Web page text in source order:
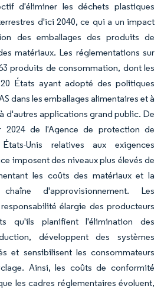
d'éliminer les déchets plastiques
d'ici 2040, ce qui a un impact
des emballages des produits de
matériaux. Les réglementations sur
produits de consommation, dont les
États ayant adopté des politiques
dans les emballages alimentaires et à
d'autres applications grand public. De
2024 de l'Agence de protection de
Unis relatives aux exigences
imposent des niveaux plus élevés de
les coûts des matériaux et la
d'approvisionnement. Les
élargie des producteurs
qu'ils planifient l'élimination des
développent des systèmes
et sensibilisent les consommateurs
Ainsi, les coûts de conformité
les cadres réglementaires évoluent,